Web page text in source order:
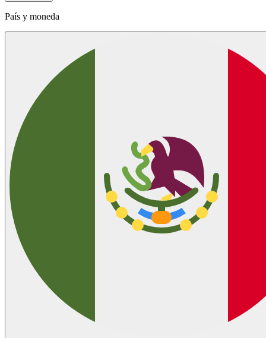
País y moneda